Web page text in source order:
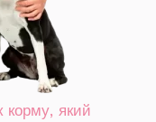
корму, який